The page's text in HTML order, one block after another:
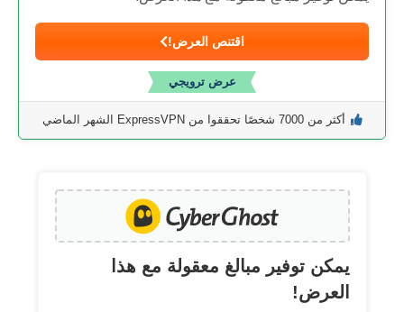
اقتنص العرض!
عرض ترويجي
أكثر من 7000 شخصًا تحققوا من ExpressVPN الشهر الماضي
يمكن توفير مبالغ معقولة مع هذا
العرض!